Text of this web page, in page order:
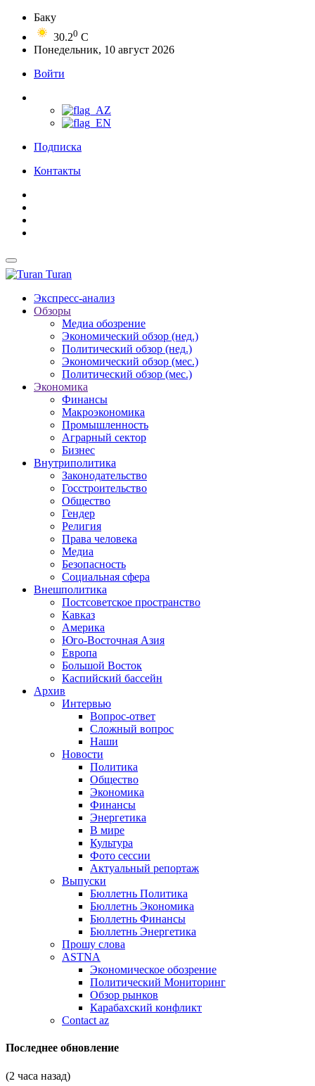
Баку
30.20 C
Понедельник, 10 август 2026
Войти
Подписка
Контакты
Turan
Экспресс-анализ
Обзоры
Медиа обозрение
Экономический обзор (нед.)
Политический обзор (нед.)
Экономический обзор (мес.)
Политический обзор (мес.)
Экономика
Финансы
Макроэкономика
Промышленность
Аграрный сектор
Бизнес
Внутриполитика
Законодательство
Госстроительство
Общество
Гендер
Религия
Права человека
Медиа
Безопасность
Социальная сфера
Внешполитика
Постсоветское пространство
Кавказ
Америка
Юго-Восточная Азия
Европа
Большой Восток
Каспийский бассейн
Архив
Интервью
Вопрос-ответ
Сложный вопрос
Наши
Новости
Политика
Общество
Экономика
Финансы
Энергетика
В мире
Культура
Фото сессии
Актуальный репортаж
Выпуски
Бюллетнь Политика
Бюллетнь Экономика
Бюллетнь Финансы
Бюллетнь Энергетика
Прошу слова
ASTNA
Экономическое обозрение
Политический Мониторинг
Обзор рынков
Карабахский конфликт
Contact az
Последнее обновление
(2 часа назад)